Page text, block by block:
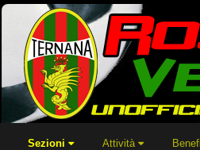
Sezioni Attività